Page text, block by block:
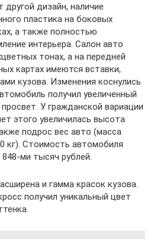
дизайн, наличие
пластика на боковых
а также полностью
интерьера. Салон авто
тонах, а на передней
картах имеются вставки,
кузова. Изменения коснулись
получил увеличенный
У гражданской вариации
этого увеличилась высота
подрос вес авто (масса
кг). Стоимость автомобиля
ми тысяч рублей.
и гамма красок кузова.
получил уникальный цвет